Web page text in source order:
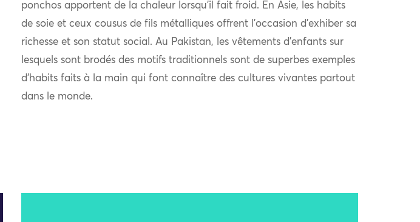
ponchos apportent de la chaleur lorsqu’il fait froid. En Asie, les habits
de soie et ceux cousus de fils métalliques offrent l’occasion d’exhiber sa
richesse et son statut social. Au Pakistan, les vêtements d’enfants sur
lesquels sont brodés des motifs traditionnels sont de superbes exemples
d’habits faits à la main qui font connaître des cultures vivantes partout
dans le monde.